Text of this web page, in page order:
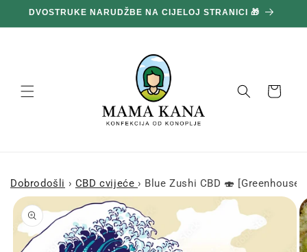
na
sadržaj
DVOSTRUKE NARUDŽBE NA CIJELOJ STRANICI 🎁
Košara
Dobrodošli › CBD cvijeće › Blue Zushi CBD 🍣 [Greenhouse]
Prijeđi na
informacije
proizvodu